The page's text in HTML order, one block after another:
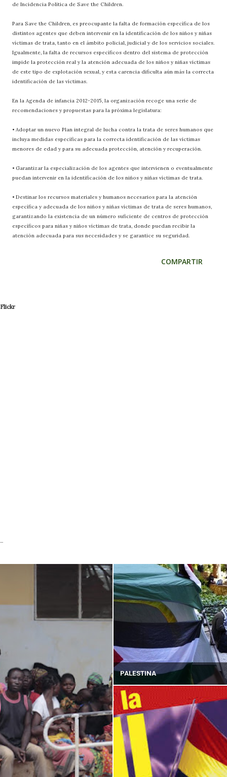
de Incidencia Política de Save the Children.
Para Save the Children, es preocupante la falta de formación específica de los
distintos agentes que deben intervenir en la identificación de los niños y niñas
víctimas de trata, tanto en el ámbito policial, judicial y de los servicios sociales.
Igualmente, la falta de recursos específicos dentro del sistema de protección
impide la protección real y la atención adecuada de los niños y niñas víctimas
de este tipo de explotación sexual, y esta carencia dificulta aún más la correcta
identificación de las víctimas.
En la Agenda de infancia 2012-2015, la organización recoge una serie de
recomendaciones y propuestas para la próxima legislatura:
• Adoptar un nuevo Plan integral de lucha contra la trata de seres humanos que
incluya medidas específicas para la correcta identificación de las víctimas
menores de edad y para su adecuada protección, atención y recuperación.
• Garantizar la especialización de los agentes que intervienen o eventualmente
puedan intervenir en la identificación de los niños y niñas víctimas de trata.
• Destinar los recursos materiales y humanos necesarios para la atención
específica y adecuada de los niños y niñas víctimas de trata de seres humanos,
garantizando la existencia de un número suficiente de centros de protección
específicos para niñas y niños víctimas de trata, donde puedan recibir la
atención adecuada para sus necesidades y se garantice su seguridad.
COMPARTIR
Flickr
PALESTINA